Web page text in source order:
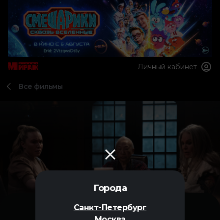
Города
Санкт-Петербург
Личный кабинет
Все фильмы